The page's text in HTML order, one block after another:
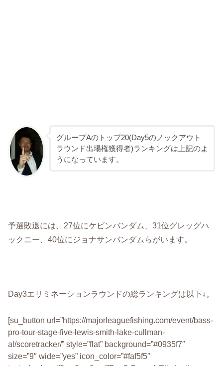
グループAのトップ20(Day5のノックアウト
ラウンド出場権獲得者)ランキングは上記のよ
うになっています。
予選敗退には、27位にケビンバンダム、31位グレッグハ
ックニー、40位にジョナサンバンダムらがいます。
Day3エリミネーションラウンドの総ランキングは以下↓。
[su_button url=”https://majorleaguefishing.com/event/bass-
pro-tour-stage-five-lewis-smith-lake-cullman-
al/scoretracker/” style=”flat” background=”#0935f7″
size=”9″ wide=”yes” icon_color=”#faf5f5″